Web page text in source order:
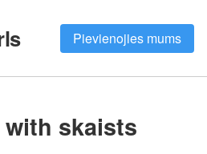
Pievienojies mums
with skaists